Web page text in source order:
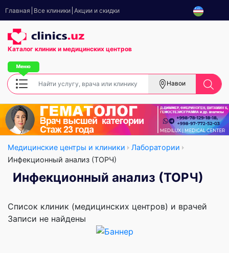
Главная Все клиники Акции и скидки
Каталог клиник и медицинских центров
Навои
Медицинские центры и клиники
Лаборатории
Инфекционный анализ (ТОРЧ)
Инфекционный анализ (ТОРЧ)
Список клиник (медицинских центров) и врачей
Записи не найдены